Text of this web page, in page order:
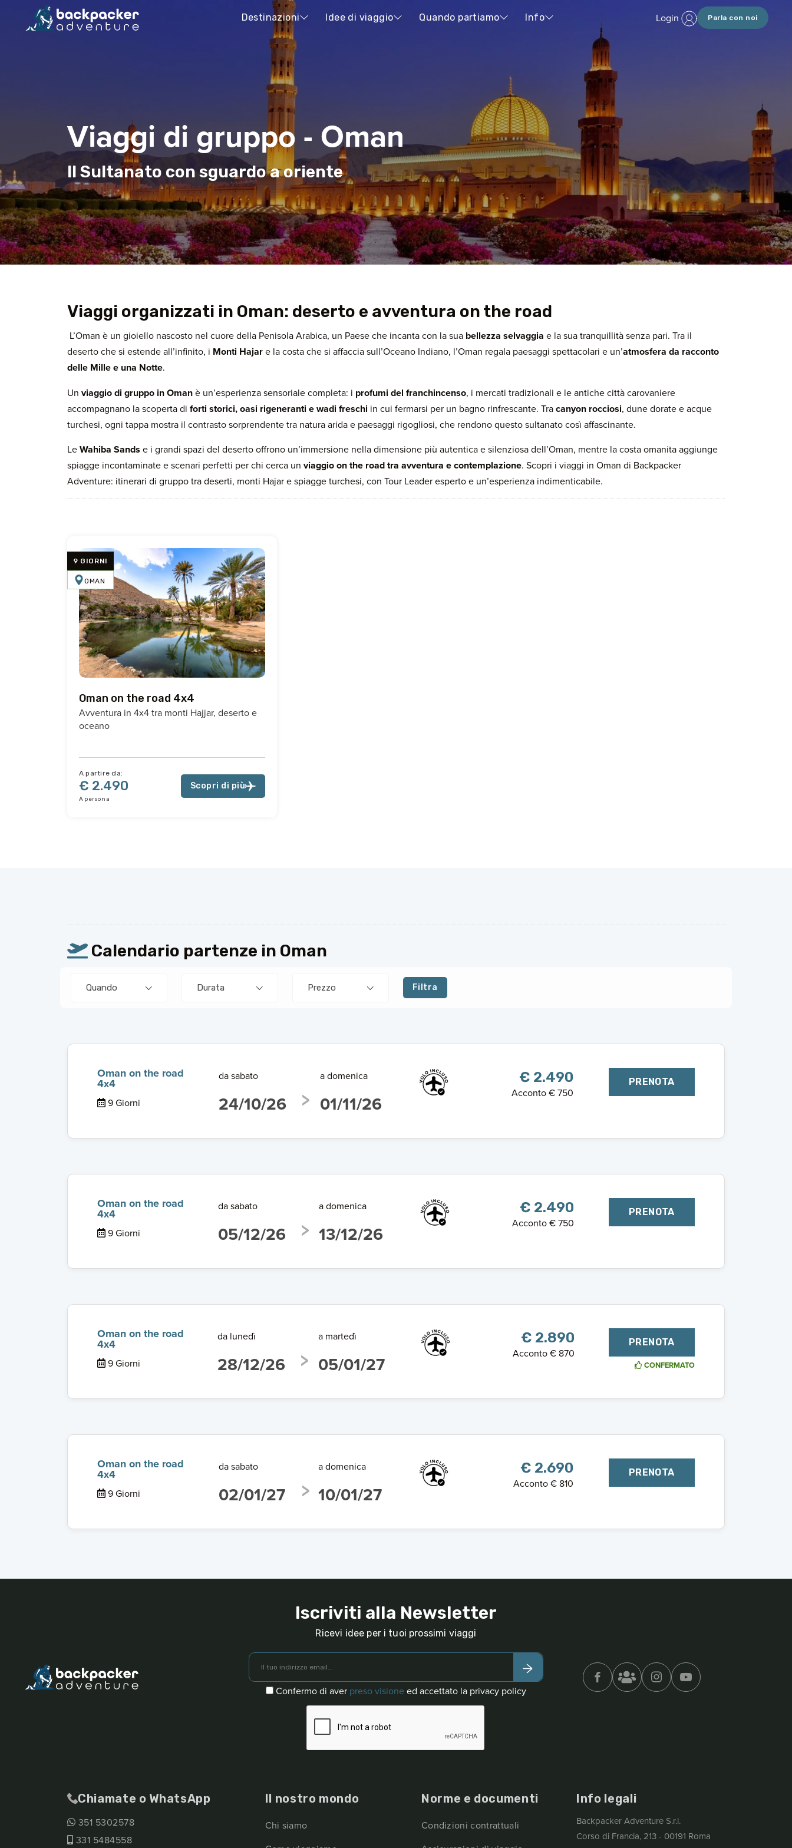
Destinazioni Idee di viaggio Quando partiamo Info Login Parla con noi
Viaggi di gruppo - Oman
Il Sultanato con sguardo a oriente
Viaggi organizzati in Oman: deserto e avventura on the road
L’Oman è un gioiello nascosto nel cuore della Penisola Arabica, un Paese che incanta con la sua bellezza selvaggia e la sua tranquillità senza pari. Tra il
deserto che si estende all’infinito, i Monti Hajare la costa che si affaccia sull’Oceano Indiano, l’Oman regala paesaggi spettacolari e un’atmosfera da racconto
delle Mille e una Notte.
Un viaggio di gruppo in Omanè un’esperienza sensoriale completa: i profumi del franchincenso, i mercati tradizionali e le antiche città carovaniere
accompagnano la scoperta di forti storici, oasi rigeneranti e wadi freschi in cui fermarsi per un bagno rinfrescante. Tracanyon rocciosi, dune dorate e acque
turchesi, ogni tappa mostra il contrasto sorprendente tra natura arida e paesaggi rigogliosi, che rendono questo sultanato così affascinante.
LeWahiba Sands e i grandi spazi del deserto offrono un’immersione nella dimensione più autentica e silenziosa dell’Oman, mentre la costa omanita aggiunge
spiagge incontaminate e scenari perfetti per chi cerca un viaggio on the road tra avventura e contemplazione. Scopri i viaggi in Oman di Backpacker
Adventure: itinerari di gruppo tra deserti, monti Hajar e spiagge turchesi, con Tour Leader esperto e un’esperienza indimenticabile.
9 GIORNI
OMAN
Oman on the road 4x4
Avventura in 4x4 tra monti Hajjar, deserto e
oceano
A partire da:
€ 2.490
A persona
Scopri di più
Calendario partenze in Oman
Quando Durata Prezzo Filtra
Oman on the road
4x4
9 Giorni
da sabato
24/10/26
a domenica
01/11/26
€ 2.490
Acconto € 750
PRENOTA
Oman on the road
4x4
9 Giorni
da sabato
05/12/26
a domenica
13/12/26
€ 2.490
Acconto € 750
PRENOTA
Oman on the road
4x4
9 Giorni
da lunedì
28/12/26
a martedì
05/01/27
€ 2.890
Acconto € 870
PRENOTA
CONFERMATO
Oman on the road
4x4
9 Giorni
da sabato
02/01/27
a domenica
10/01/27
€ 2.690
Acconto € 810
PRENOTA
Iscriviti alla Newsletter
Ricevi idee per i tuoi prossimi viaggi
Confermo di aver preso visione ed accettato la privacy policy
Chiamate o WhatsApp
351 5302578
331 5484558
Il nostro mondo
Chi siamo
Norme e documenti
Condizioni contrattuali
Info legali
Backpacker Adventure S.r.l.
Corso di Francia, 213 - 00191 Roma